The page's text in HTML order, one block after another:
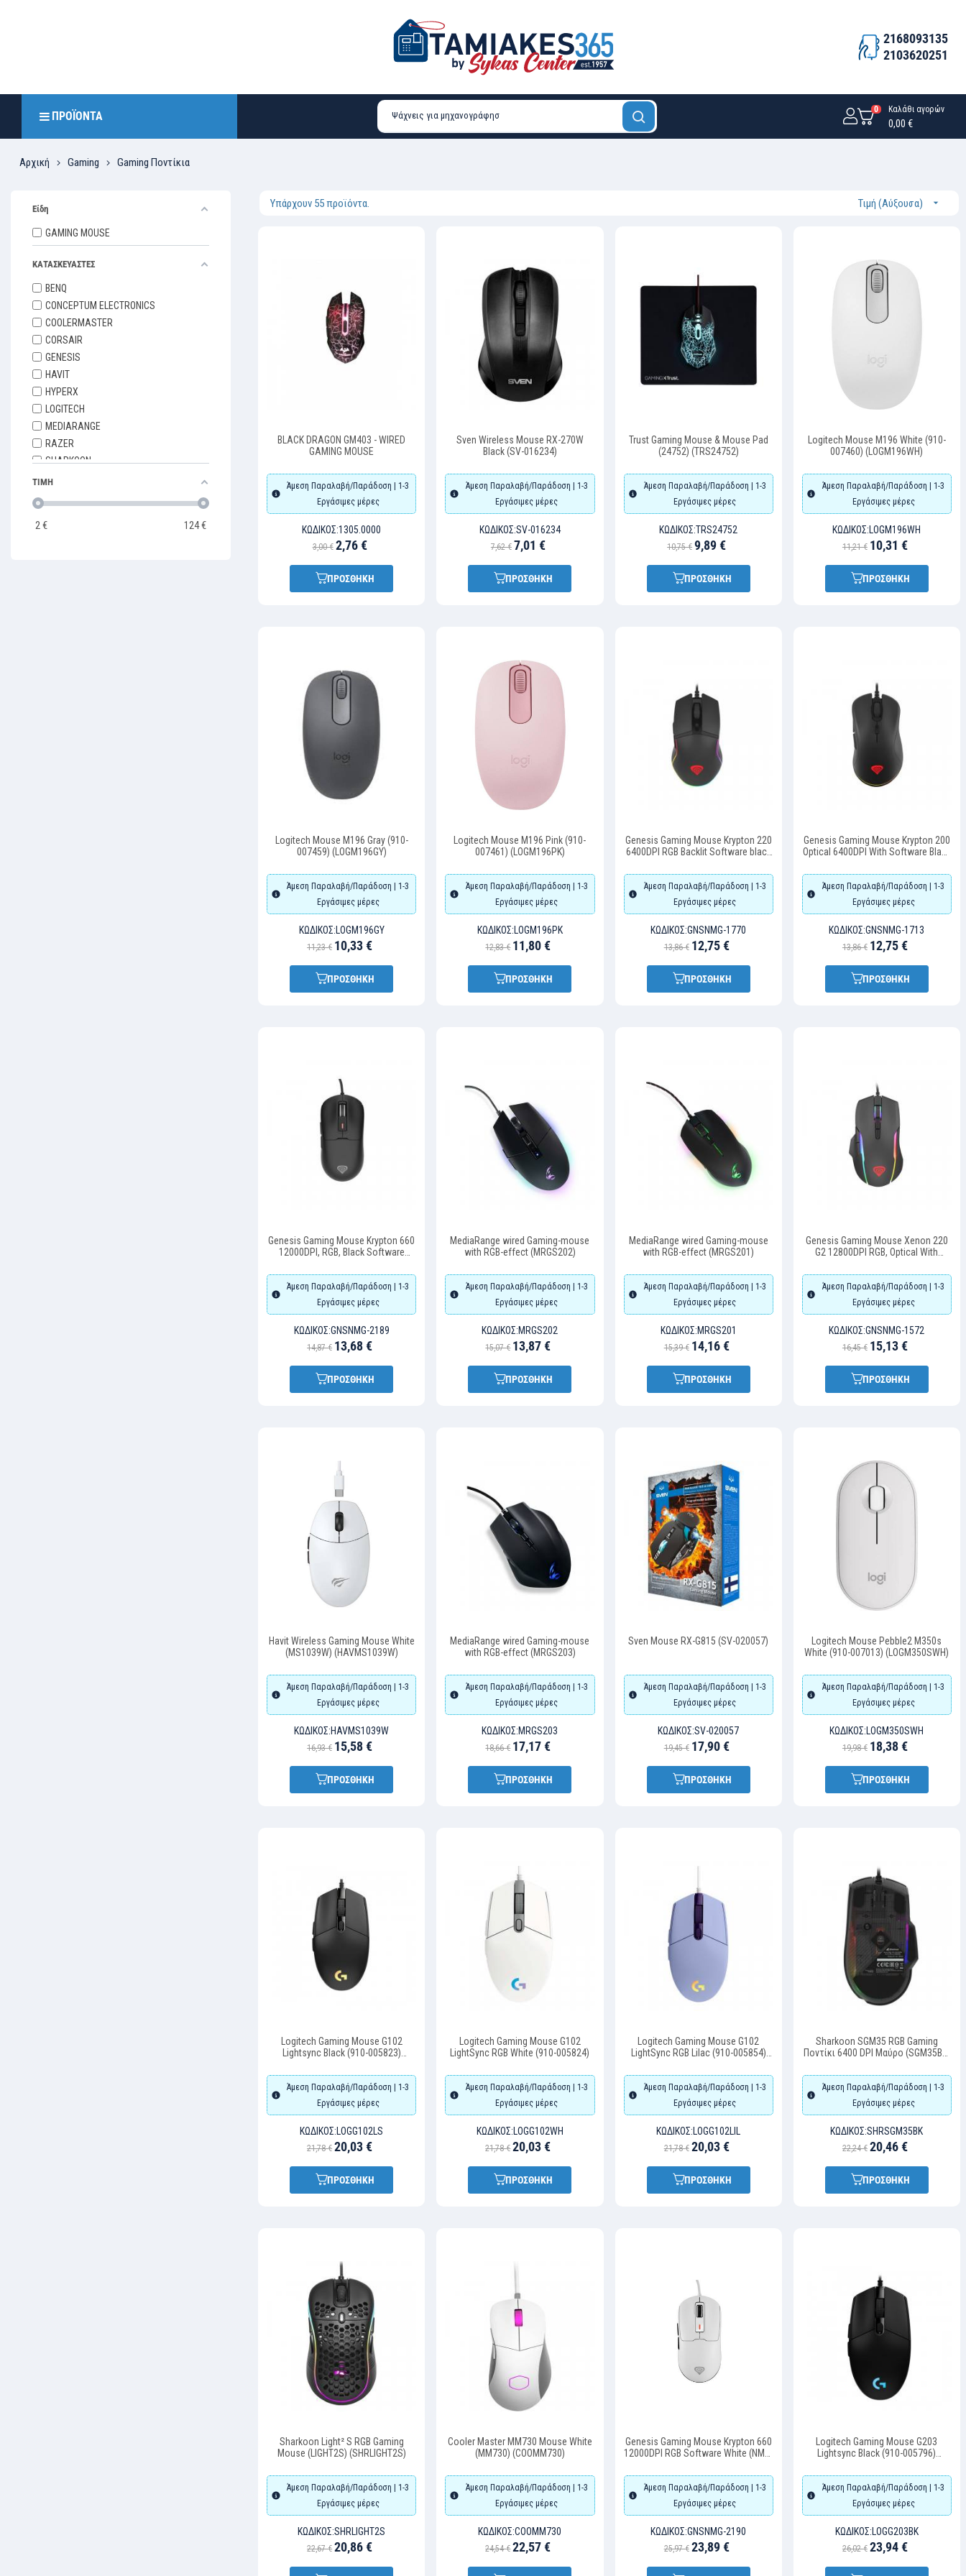
2168093135
2103620251
ΠΡΟΪΌΝΤΑ
0 Καλάθι αγορών
0,00 €
Αρχική Gaming Gaming Ποντίκια
Είδη
GAMING MOUSE
ΚΑΤΑΣΚΕΥΑΣΤΕΣ
BENQ
CONCEPTUM ELECTRONICS
COOLERMASTER
CORSAIR
GENESIS
HAVIT
HYPERX
LOGITECH
MEDIARANGE
RAZER
SHARKOON
SVEN
ΤΙΜΗ
2€ 124€
Υπάρχουν 55 προϊόντα. Τιμή (Αύξουσα) 
BLACK DRAGON GM403 - WIRED
GAMING MOUSE
Άμεση Παραλαβή/Παράδοση | 1-3
Εργάσιμες μέρες
ΚΩΔΙΚΌΣ:1305.0000
3,00 € 2,76 €
ΠΡΟΣΘΗΚΗ
Sven Wireless Mouse RX-270W
Black (SV-016234)
Άμεση Παραλαβή/Παράδοση | 1-3
Εργάσιμες μέρες
ΚΩΔΙΚΌΣ:SV-016234
7,62 € 7,01 €
ΠΡΟΣΘΗΚΗ
Trust Gaming Mouse & Mouse Pad
(24752) (TRS24752)
Άμεση Παραλαβή/Παράδοση | 1-3
Εργάσιμες μέρες
ΚΩΔΙΚΌΣ:TRS24752
10,75 € 9,89 €
ΠΡΟΣΘΗΚΗ
Logitech Mouse M196 White (910-
007460) (LOGM196WH)
Άμεση Παραλαβή/Παράδοση | 1-3
Εργάσιμες μέρες
ΚΩΔΙΚΌΣ: LOGM196WH
11,21 € 10,31 €
ΠΡΟΣΘΗΚΗ
Logitech Mouse M196 Gray (910-
007459) (LOGM196GY)
Άμεση Παραλαβή/Παράδοση | 1-3
Εργάσιμες μέρες
ΚΩΔΙΚΌΣ: LOGM196GY
11,23 € 10,33 €
ΠΡΟΣΘΗΚΗ
Logitech Mouse M196 Pink (910-
007461) (LOGM196PK)
Άμεση Παραλαβή/Παράδοση | 1-3
Εργάσιμες μέρες
ΚΩΔΙΚΌΣ: LOGM196PK
12,83 € 11,80 €
ΠΡΟΣΘΗΚΗ
Genesis Gaming Mouse Krypton 220
6400DPI RGB Backlit Software black
Άμεση Παραλαβή/Παράδοση | 1-3
Εργάσιμες μέρες
ΚΩΔΙΚΌΣ:GNSNMG-1770
13,86 € 12,75 €
ΠΡΟΣΘΗΚΗ
Genesis Gaming Mouse Krypton 200
Optical 6400DPI With Software Black
Άμεση Παραλαβή/Παράδοση | 1-3
Εργάσιμες μέρες
ΚΩΔΙΚΌΣ:GNSNMG-1713
13,86 € 12,75 €
ΠΡΟΣΘΗΚΗ
Genesis Gaming Mouse Krypton 660
12000DPI, RGB, Black Software
Άμεση Παραλαβή/Παράδοση | 1-3
Εργάσιμες μέρες
ΚΩΔΙΚΌΣ:GNSNMG-2189
14,87 € 13,68 €
ΠΡΟΣΘΗΚΗ
MediaRange wired Gaming-mouse
with RGB-effect (MRGS202)
Άμεση Παραλαβή/Παράδοση | 1-3
Εργάσιμες μέρες
ΚΩΔΙΚΌΣ:MRGS202
15,07 € 13,87 €
ΠΡΟΣΘΗΚΗ
MediaRange wired Gaming-mouse
with RGB-effect (MRGS201)
Άμεση Παραλαβή/Παράδοση | 1-3
Εργάσιμες μέρες
ΚΩΔΙΚΌΣ:MRGS201
15,39 € 14,16 €
ΠΡΟΣΘΗΚΗ
Genesis Gaming Mouse Xenon 220
G2 12800DPI RGB, Optical With
(GNSNMG-1572)
Άμεση Παραλαβή/Παράδοση | 1-3
Εργάσιμες μέρες
ΚΩΔΙΚΌΣ:GNSNMG-1572
16,45 € 15,13 €
ΠΡΟΣΘΗΚΗ
Havit Wireless Gaming Mouse White
(MS1039W) (HAVMS1039W)
Άμεση Παραλαβή/Παράδοση | 1-3
Εργάσιμες μέρες
ΚΩΔΙΚΌΣ:HAVMS1039W
16,93 € 15,58 €
ΠΡΟΣΘΗΚΗ
MediaRange wired Gaming-mouse
with RGB-effect (MRGS203)
Άμεση Παραλαβή/Παράδοση | 1-3
Εργάσιμες μέρες
ΚΩΔΙΚΌΣ:MRGS203
18,66 € 17,17 €
ΠΡΟΣΘΗΚΗ
Sven Mouse RX-G815 (SV-020057)
Άμεση Παραλαβή/Παράδοση | 1-3
Εργάσιμες μέρες
ΚΩΔΙΚΌΣ:SV-020057
19,45 € 17,90 €
ΠΡΟΣΘΗΚΗ
Logitech Mouse Pebble2 M350s
White (910-007013) (LOGM350SWH)
Άμεση Παραλαβή/Παράδοση | 1-3
Εργάσιμες μέρες
ΚΩΔΙΚΌΣ: LOGM350SWH
19,98 € 18,38 €
ΠΡΟΣΘΗΚΗ
Logitech Gaming Mouse G102
Lightsync Black (910-005823)
Άμεση Παραλαβή/Παράδοση | 1-3
Εργάσιμες μέρες
ΚΩΔΙΚΌΣ: LOGG102LS
21,78 € 20,03 €
ΠΡΟΣΘΗΚΗ
Logitech Gaming Mouse G102
LightSync RGB White (910-005824)
Άμεση Παραλαβή/Παράδοση | 1-3
Εργάσιμες μέρες
ΚΩΔΙΚΌΣ: LOGG102WH
21,78 € 20,03 €
ΠΡΟΣΘΗΚΗ
Logitech Gaming Mouse G102
LightSync RGB Lilac (910-005854)
Άμεση Παραλαβή/Παράδοση | 1-3
Εργάσιμες μέρες
ΚΩΔΙΚΌΣ: LOGG102LIL
21,78 € 20,03 €
ΠΡΟΣΘΗΚΗ
Sharkoon SGM35 RGB Gaming
Ποντίκι 6400 DPI Μαύρο (SGM35BK)
Άμεση Παραλαβή/Παράδοση | 1-3
Εργάσιμες μέρες
ΚΩΔΙΚΌΣ:SHRSGM35BK
22,24 € 20,46 €
ΠΡΟΣΘΗΚΗ
Sharkoon Light² S RGB Gaming
Mouse (LIGHT2S) (SHRLIGHT2S)
Άμεση Παραλαβή/Παράδοση | 1-3
Εργάσιμες μέρες
ΚΩΔΙΚΌΣ:SHRLIGHT2S
22,67 € 20,86 €
Cooler Master MM730 Mouse White
(MM730) (COOMM730)
Άμεση Παραλαβή/Παράδοση | 1-3
Εργάσιμες μέρες
ΚΩΔΙΚΌΣ:COOMM730
24,54 € 22,57 €
Genesis Gaming Mouse Krypton 660
12000DPI RGB Software White (NMG-
Άμεση Παραλαβή/Παράδοση | 1-3
Εργάσιμες μέρες
ΚΩΔΙΚΌΣ:GNSNMG-2190
25,97 € 23,89 €
Logitech Gaming Mouse G203
Lightsync Black (910-005796)
Άμεση Παραλαβή/Παράδοση | 1-3
Εργάσιμες μέρες
ΚΩΔΙΚΌΣ: LOGG203BK
26,02 € 23,94 €